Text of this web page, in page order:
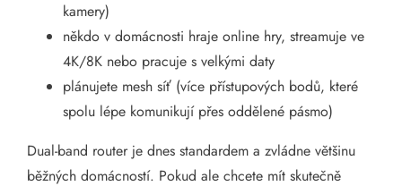
kamery)
někdo v domácnosti hraje online hry, streamuje ve
4K/8K nebo pracuje s velkými daty
plánujete mesh síť (více přístupových bodů, které
spolu lépe komunikují přes oddělené pásmo)
Dual-band router je dnes standardem a zvládne většinu
běžných domácností. Pokud ale chcete mít skutečně